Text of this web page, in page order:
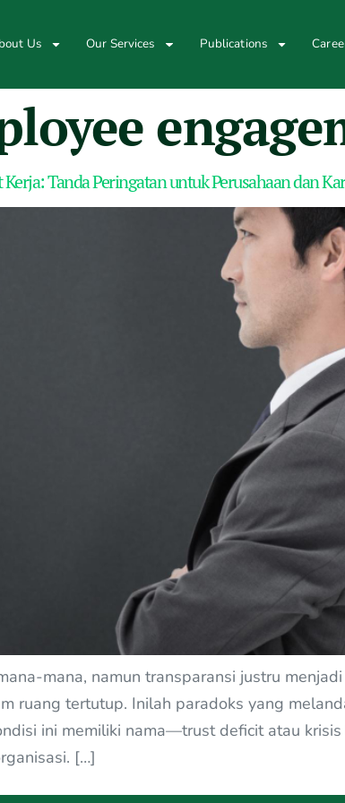
Us Our Services Publications
Tanda Peringatan untuk Perusahaan dan
mana, namun transparansi justru
ruang tertutup. Inilah paradoks yang
ini memiliki nama—trust deficit atau
[…]